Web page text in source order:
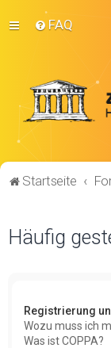
FAQ
Startseite
Häufig
Registrierung
Wozu muss ich
Was ist COPPA?